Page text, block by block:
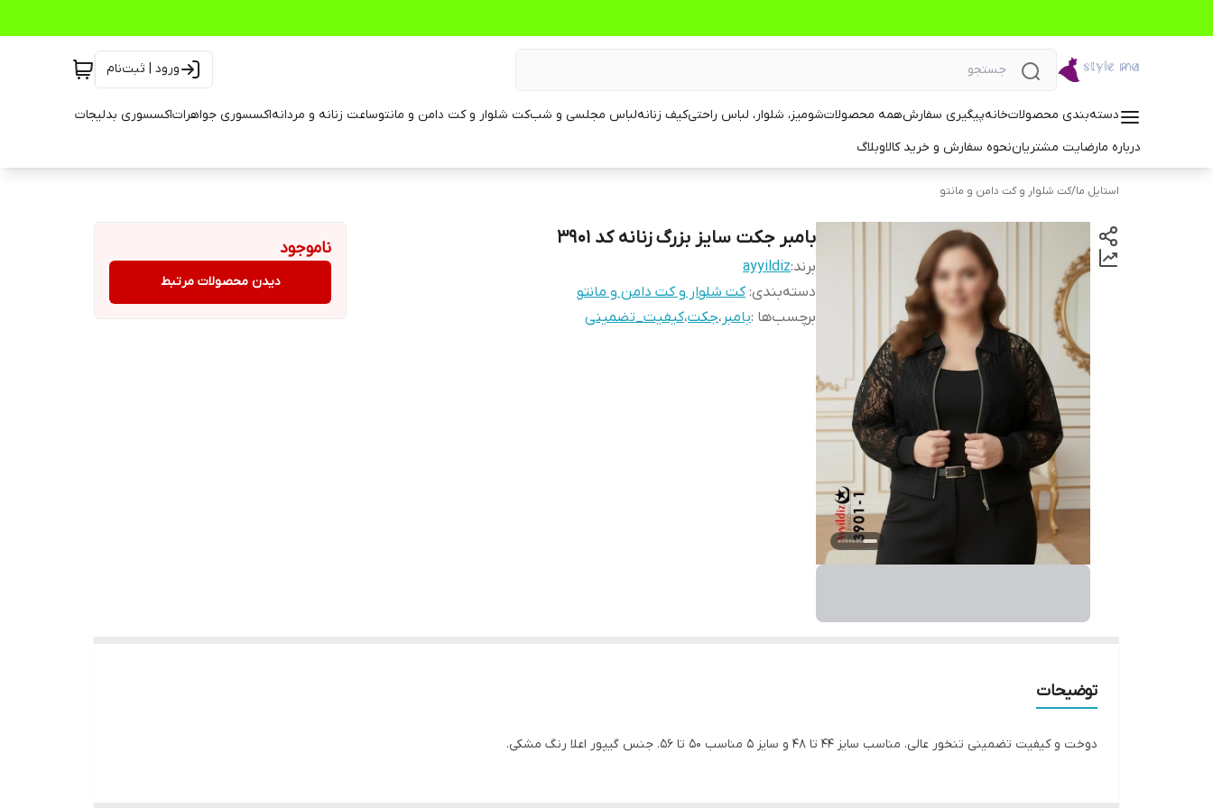
ورود | ثبت‌نام
دسته‌بندی محصولاتخانهپیگیری سفارشهمه محصولاتشومیز، شلوار، لباس راحتیکیف زنانهلباس مجلسی و شبکت شلوار و کت دامن و مانتوساعت زنانه و مردانهاکسسوری جواهراتاکسسوری بدلیجات
درباره مارضایت مشتریاننحوه سفارش و خرید کالاوبلاگ
استایل ما/کت شلوار و کت دامن و مانتو
بامبر جکت سایز بزرگ زنانه کد 3901
برند:ayyildiz
دسته‌بندی:کت شلوار و کت دامن و مانتو
برچسب‌ها :بامبر ،جکت،کیفیت_تضمینی
ناموجود
دیدن محصولات مرتبط
توضیحات
دوخت و کیفیت تضمینی تنخور عالی. مناسب سایز ۴۴ تا ۴۸ و سایز ۵ مناسب ۵۰ تا ۵۶. جنس گیپور اعلا رنگ مشکی.